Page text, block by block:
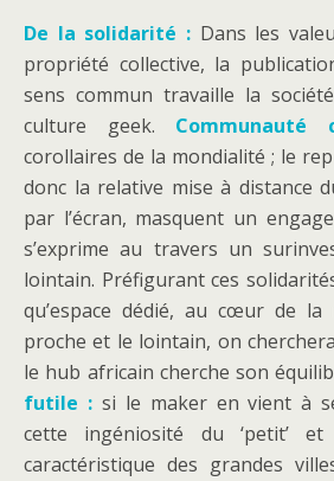
De la solidarité : Dans les
propriété collective, la
sens commun travaille la
culture geek.
corollaires de la mondialité ; le
donc la relative mise à distance
par l’écran, masquent un
s’exprime au travers un
lointain. Préfigurant ces
qu’espace dédié, au cœur de
proche et le lointain, on
le hub africain cherche son
futile : si le maker en vient à
cette ingéniosité du ‘petit’ et
caractéristique des grandes